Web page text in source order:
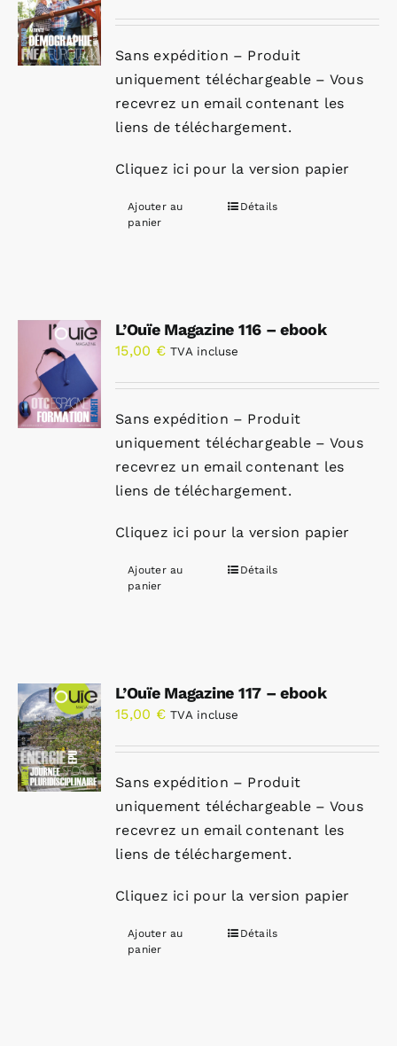
Sans expédition – Produit
uniquement téléchargeable – Vous
recevrez un email contenant les
liens de téléchargement.
Cliquez ici pour la version papier
Ajouter au
panier
Détails
L’Ouïe Magazine 116 – ebook
15,00 € TVA incluse
Sans expédition – Produit
uniquement téléchargeable – Vous
recevrez un email contenant les
liens de téléchargement.
Cliquez ici pour la version papier
Ajouter au
panier
Détails
L’Ouïe Magazine 117 – ebook
15,00 € TVA incluse
Sans expédition – Produit
uniquement téléchargeable – Vous
recevrez un email contenant les
liens de téléchargement.
Cliquez ici pour la version papier
Ajouter au
panier
Détails